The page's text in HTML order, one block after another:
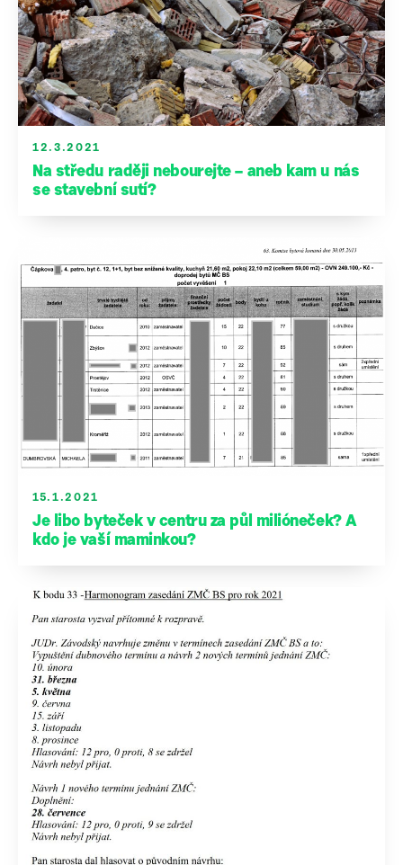
12.3.2021
Na středu raději nebourejte – aneb kam u nás
se stavební sutí?
15.1.2021
Je libo byteček v centru za půl milióneček? A
kdo je vaší maminkou?